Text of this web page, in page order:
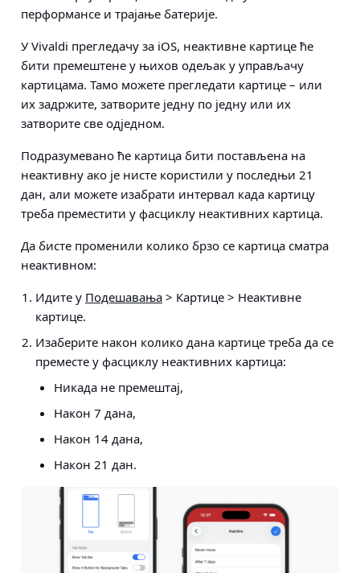
перформансе и трајање батерије.
У Vivaldi прегледачу за iOS, неактивне картице ће
бити премештене у њихов одељак у управљачу
картицама. Тамо можете прегледати картице – или
их задржите, затворите једну по једну или их
затворите све одједном.
Подразумевано ће картица бити постављена на
неактивну ако је нисте користили у последњи 21
дан, али можете изабрати интервал када картицу
треба преместити у фасциклу неактивних картица.
Да бисте променили колико брзо се картица сматра
неактивном:
Идите у Подешавања > Картице > Неактивне
картице.
Изаберите након колико дана картице треба да се
преместе у фасциклу неактивних картица:
Никада не премештај,
Након 7 дана,
Након 14 дана,
Након 21 дан.